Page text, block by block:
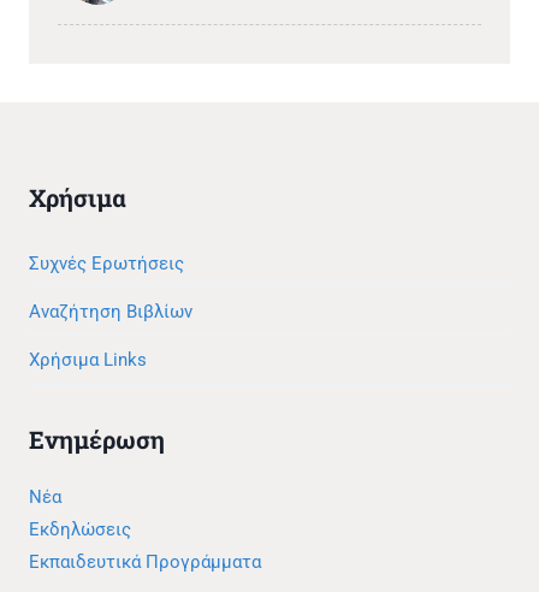
Χρήσιμα
Συχνές Ερωτήσεις
Αναζήτηση Βιβλίων
Χρήσιμα Links
Ενημέρωση
Νέα
Εκδηλώσεις
Εκπαιδευτικά Προγράμματα